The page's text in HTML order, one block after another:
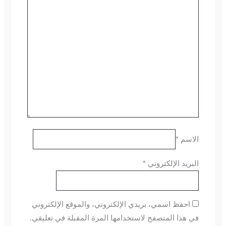
الاسم *
البريد الإلكتروني *
احفظ اسمي، بريدي الإلكتروني، والموقع الإلكتروني
في هذا المتصفح لاستخدامها المرة المقبلة في تعليقي.